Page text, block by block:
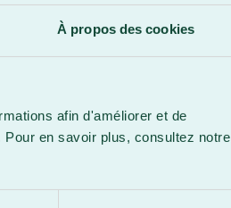
À propos des cookies
afin d'améliorer et de
en savoir plus, consultez notre